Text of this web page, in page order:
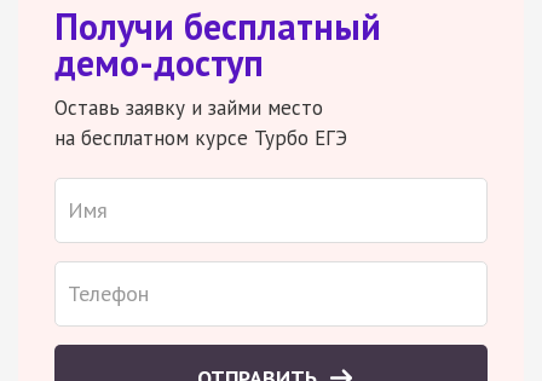
Получи бесплатный
демо-доступ
Оставь заявку и займи место
на бесплатном курсе Турбо ЕГЭ